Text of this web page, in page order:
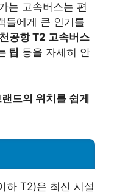
는 고속버스는 편
들에게 큰 인기를
공항 T2 고속버스
팁 등을 자세히 안
드의 위치를 쉽게
하 T2)은 최신 시설